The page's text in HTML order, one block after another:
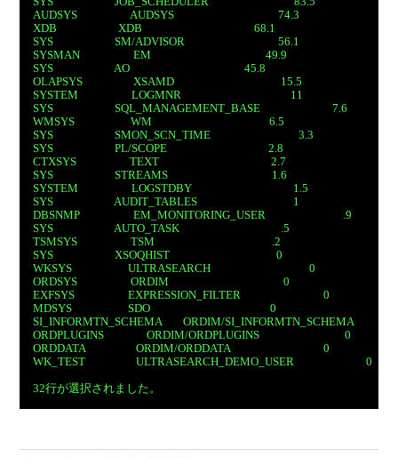
AUDSYS                    AUDSYS                                       74.3
XDB                       XDB                                          68.1
SYS                       SM/ADVISOR                                   56.1
SYSMAN                    EM                                           49.9
SYS                       AO                                           45.8
OLAPSYS                   XSAMD                                        15.5
SYSTEM                    LOGMNR                                         11
SYS                       SQL_MANAGEMENT_BASE                           7.6
WMSYS                     WM                                            6.5
SYS                       SMON_SCN_TIME                                 3.3
SYS                       PL/SCOPE                                      2.8
CTXSYS                    TEXT                                          2.7
SYS                       STREAMS                                       1.6
SYSTEM                    LOGSTDBY                                      1.5
SYS                       AUDIT_TABLES                                    1
DBSNMP                    EM_MONITORING_USER                             .9
SYS                       AUTO_TASK                                      .5
TSMSYS                    TSM                                            .2
SYS                       XSOQHIST                                        0
WKSYS                     ULTRASEARCH                                     0
ORDSYS                    ORDIM                                           0
EXFSYS                    EXPRESSION_FILTER                               0
MDSYS                     SDO                                             0
SI_INFORMTN_SCHEMA        ORDIM/SI_INFORMTN_SCHEMA
ORDPLUGINS                ORDIM/ORDPLUGINS                                0
ORDDATA                   ORDIM/ORDDATA                                   0
WK_TEST                   ULTRASEARCH_DEMO_USER                           0
32行が選択されました。